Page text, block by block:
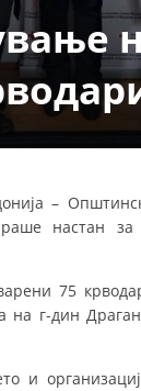
–
настан
75
г-дин
и